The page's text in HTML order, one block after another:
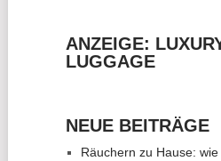
ANZEIGE:
LUGGAGE
NEUE BEITRÄGE
Räuchern zu Hause: